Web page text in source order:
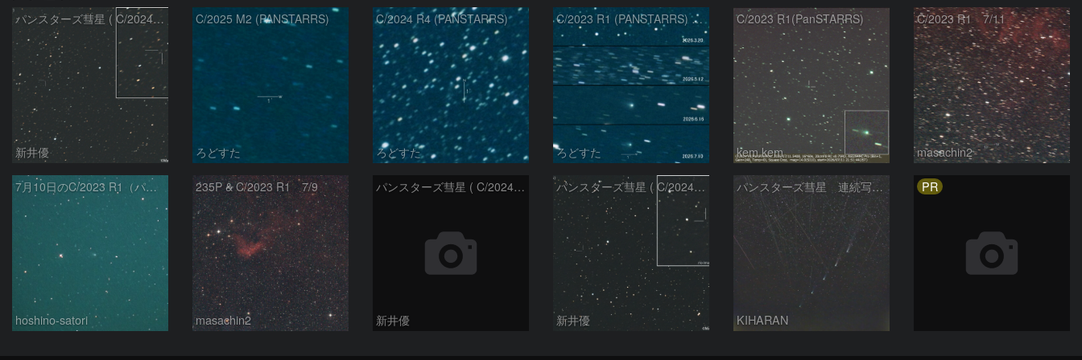
パンスターズ彗星 ( C/2024R4 )：2026/07/27
新井優
C/2025 M2 (PANSTARRS)
ろどすた
C/2024 R4 (PANSTARRS)
ろどすた
C/2023 R1 (PANSTARRS) の変化
ろどすた
C/2023 R1(PanSTARRS)
kem.kem
C/2023 R1 7/11
masachin2
7月10日のC/2023 R1（パンスターズ彗星）
hoshino-satori
235P & C/2023 R1 7/9
masachin2
パンスターズ彗星 ( C/2024R4 )：2026/06/28
新井優
パンスターズ彗星 ( C/2024G4 )の予報位置：2026/06/23
新井優
パンスターズ彗星 連続写真 再処理
KIHARAN
PR